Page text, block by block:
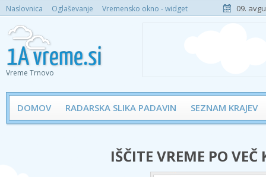
Naslovnica Oglaševanje Vremensko okno - widget 09.
Vreme Trnovo
DOMOV RADARSKA SLIKA PADAVIN SEZNAM KRAJEV
IŠČITE VREME PO